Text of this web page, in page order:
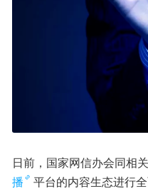
日前，国家网信办会同相
播
平台的内容生态进行